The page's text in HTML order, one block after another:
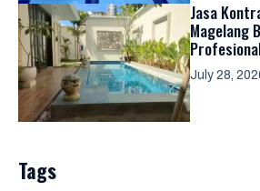
Jasa
Magelang
July 28,
Tags